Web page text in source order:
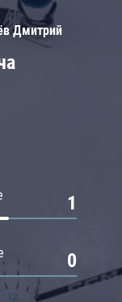
1
0
Дмитрий